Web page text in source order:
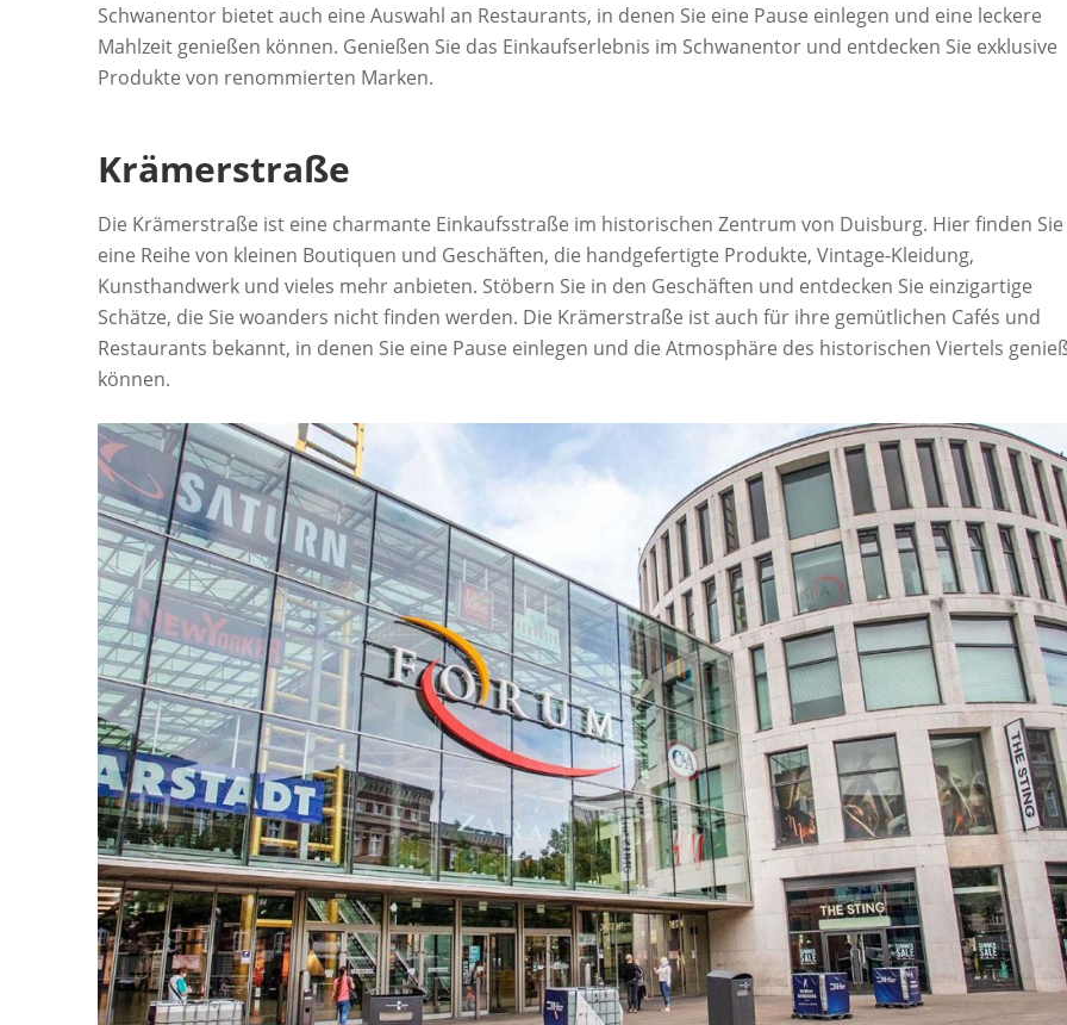
Schwanentor bietet auch eine Auswahl an Restaurants, in denen Sie eine Pause einlegen und eine leckere
Mahlzeit genießen können. Genießen Sie das Einkaufserlebnis im Schwanentor und entdecken Sie exklusive
Produkte von renommierten Marken.
Krämerstraße
Die Krämerstraße ist eine charmante Einkaufsstraße im historischen Zentrum von Duisburg. Hier finden Sie
eine Reihe von kleinen Boutiquen und Geschäften, die handgefertigte Produkte, Vintage-Kleidung,
Kunsthandwerk und vieles mehr anbieten. Stöbern Sie in den Geschäften und entdecken Sie einzigartige
Schätze, die Sie woanders nicht finden werden. Die Krämerstraße ist auch für ihre gemütlichen Cafés und
Restaurants bekannt, in denen Sie eine Pause einlegen und die Atmosphäre des historischen Viertels
können.